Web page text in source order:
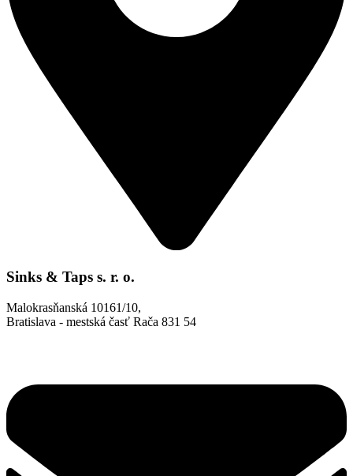
Sinks & Taps s. r. o.
Malokrasňanská 10161/10,
Bratislava - mestská časť Rača 831 54